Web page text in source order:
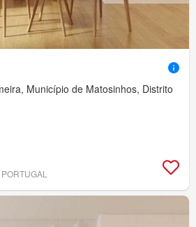
Município de Matosinhos, Distrito